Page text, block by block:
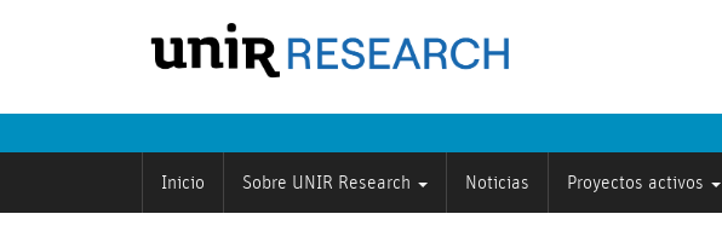
Inicio Sobre UNIR Research Noticias Proyectos activos